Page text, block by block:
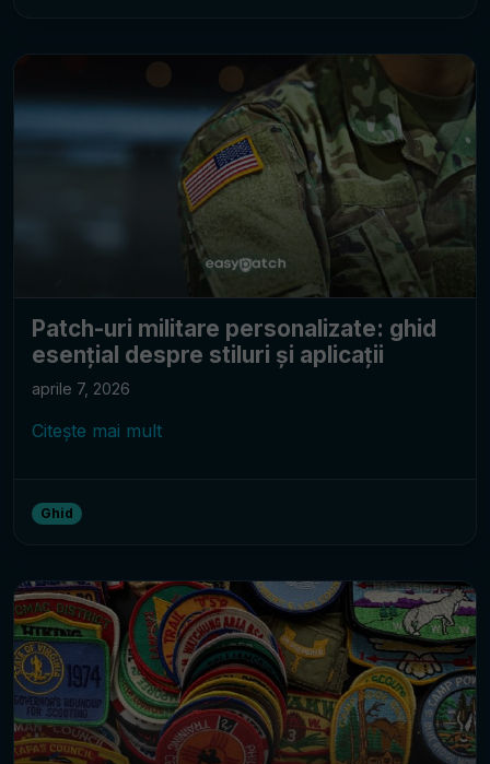
Patch-uri militare personalizate: ghid
esențial despre stiluri și aplicații
aprile 7, 2026
Citește mai mult
Ghid